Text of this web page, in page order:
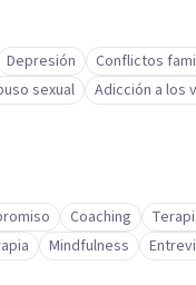
Depresión Conflictos
sexual Adicción a los
Coaching
Mindfulness